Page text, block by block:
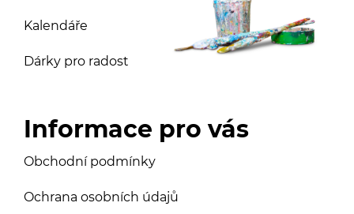
Kalendáře
Dárky pro radost
Informace pro vás
Obchodní podmínky
Ochrana osobních údajů